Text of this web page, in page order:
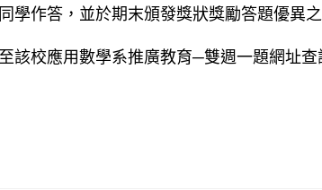
學作答，並於期末頒發獎狀獎勵答題優異
該校應用數學系推廣教育─雙週一題網